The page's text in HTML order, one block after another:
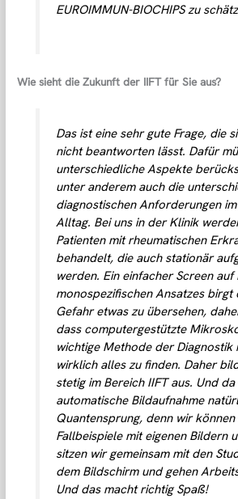
EUROIMMUN-BIOCHIPS zu
Wie sieht die Zukunft der IIFT für Sie aus?
Das ist eine sehr gute Frage, die
nicht beantworten lässt. Dafür
unterschiedliche Aspekte
unter anderem auch die
diagnostischen Anforderungen
Alltag. Bei uns in der Klinik
Patienten mit rheumatischen
behandelt, die auch stationär
werden. Ein einfacher Screen auf
monospezifischen Ansatzes birgt
Gefahr etwas zu übersehen,
dass computergestützte
wichtige Methode der Diagnostik
wirklich alles zu finden. Daher
stetig im Bereich IIFT aus. Und
automatische Bildaufnahme
Quantensprung, denn wir können
Fallbeispiele mit eigenen Bildern
sitzen wir gemeinsam mit den
dem Bildschirm und gehen
Und das macht richtig Spaß!